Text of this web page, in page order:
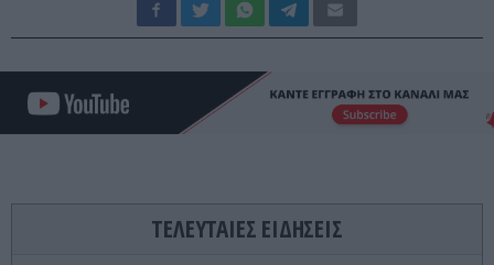
ΤΕΛΕΥΤΑΙΕΣ ΕΙΔΗΣΕΙΣ